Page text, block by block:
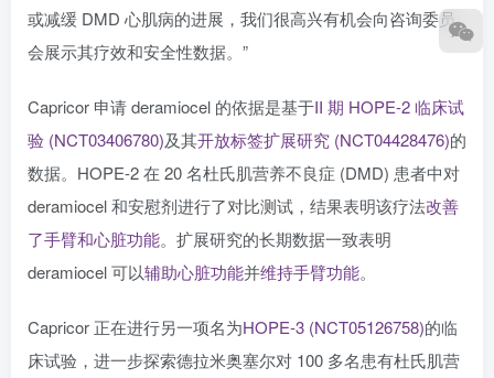
或减缓 DMD 心肌病的进展，我们很高兴有机会向咨询委员
会展示其疗效和安全性数据。”
Capricor 申请 deramiocel 的依据是基于II 期 HOPE-2 临床试
验 (NCT03406780)及其开放标签扩展研究 (NCT04428476)的
数据。HOPE-2 在 20 名杜氏肌营养不良症 (DMD) 患者中对
deramiocel 和安慰剂进行了对比测试，结果表明该疗法改善
了手臂和心脏功能。扩展研究的长期数据一致表明
deramiocel 可以辅助心脏功能并维持手臂功能。
Capricor 正在进行另一项名为HOPE-3 (NCT05126758)的临
床试验，进一步探索德拉米奥塞尔对 100 多名患有杜氏肌营